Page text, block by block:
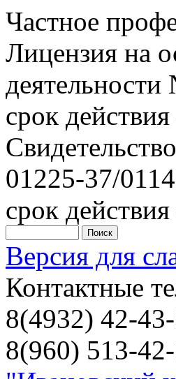
Частное
Лицензия на
срок
01225-37/
срок
Версия для
Контактные
8(4932) 42-
8(960) 513-